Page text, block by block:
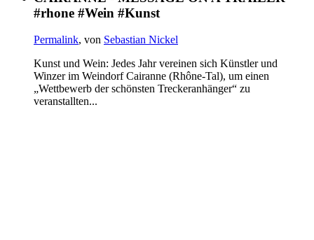
#rhone #Wein #Kunst
Permalink, von Sebastian Nickel
Kunst und Wein: Jedes Jahr vereinen sich Künstler und
Winzer im Weindorf Cairanne (Rhône-Tal), um einen
„Wettbewerb der schönsten Treckeranhänger“ zu
veranstallten...